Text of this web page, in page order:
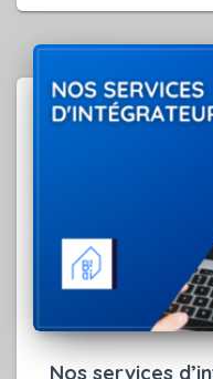
Nos services